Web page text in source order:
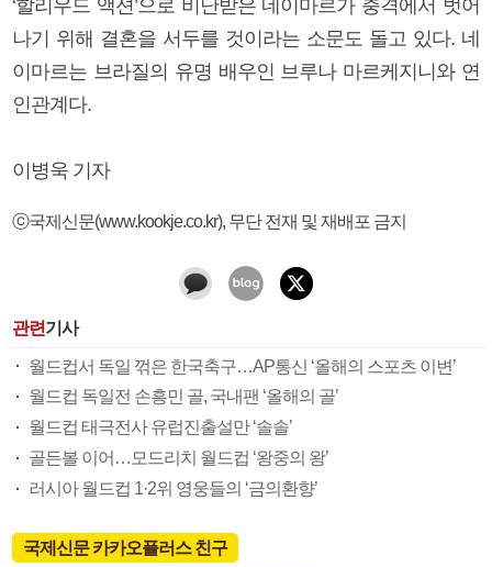
‘할리우드 액션’으로 비난받은 네이마르가 충격에서 벗어
나기 위해 결혼을 서두를 것이라는 소문도 돌고 있다. 네
이마르는 브라질의 유명 배우인 브루나 마르케지니와 연
인관계다.
이병욱 기자
ⓒ국제신문(www.kookje.co.kr), 무단 전재 및 재배포 금지
관련기사
월드컵서 독일 꺾은 한국축구…AP통신 ‘올해의 스포츠 이변’
월드컵 독일전 손흥민 골, 국내팬 ‘올해의 골’
월드컵 태극전사 유럽진출설만 ‘솔솔’
골든볼 이어…모드리치 월드컵 ‘왕중의 왕’
러시아 월드컵 1·2위 영웅들의 ‘금의환향’
국제신문 카카오플러스 친구